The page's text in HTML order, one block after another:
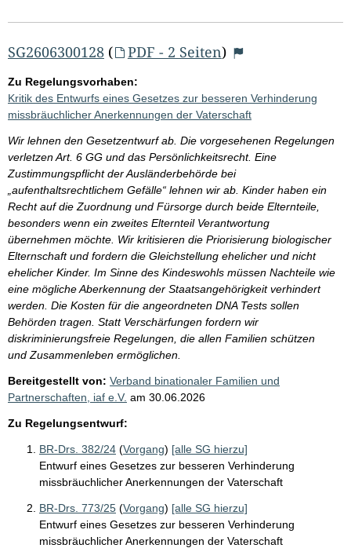
SG2606300128 ( PDF - 2 Seiten)
Zu Regelungsvorhaben:
Kritik des Entwurfs eines Gesetzes zur besseren Verhinderung
missbräuchlicher Anerkennungen der Vaterschaft
Wir lehnen den Gesetzentwurf ab. Die vorgesehenen Regelungen
verletzen Art. 6 GG und das Persönlichkeitsrecht. Eine
Zustimmungspflicht der Ausländerbehörde bei
„aufenthaltsrechtlichem Gefälle“ lehnen wir ab. Kinder haben ein
Recht auf die Zuordnung und Fürsorge durch beide Elternteile,
besonders wenn ein zweites Elternteil Verantwortung
übernehmen möchte. Wir kritisieren die Priorisierung biologischer
Elternschaft und fordern die Gleichstellung ehelicher und nicht
ehelicher Kinder. Im Sinne des Kindeswohls müssen Nachteile wie
eine mögliche Aberkennung der Staatsangehörigkeit verhindert
werden. Die Kosten für die angeordneten DNA Tests sollen
Behörden tragen. Statt Verschärfungen fordern wir
diskriminierungsfreie Regelungen, die allen Familien schützen
und Zusammenleben ermöglichen.
Bereitgestellt von: Verband binationaler Familien und
Partnerschaften, iaf e.V. am 30.06.2026
Zu Regelungsentwurf:
BR-Drs. 382/24 (Vorgang) [alle SG hierzu]
Entwurf eines Gesetzes zur besseren Verhinderung
missbräuchlicher Anerkennungen der Vaterschaft
BR-Drs. 773/25 (Vorgang) [alle SG hierzu]
Entwurf eines Gesetzes zur besseren Verhinderung
missbräuchlicher Anerkennungen der Vaterschaft